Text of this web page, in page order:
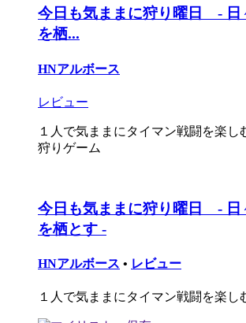
今日も気ままに狩り曜日 - 日
を栖...
HNアルボース
レビュー
１人で気ままにタイマン戦闘を楽し
狩りゲーム
今日も気ままに狩り曜日 - 日
を栖とす -
HNアルボース • レビュー
１人で気ままにタイマン戦闘を楽し